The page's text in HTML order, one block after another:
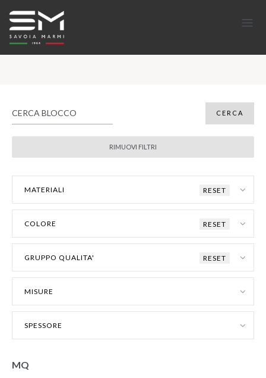
MATERIALI RESET
COLORE RESET
GRUPPO QUALITA' RESET
MISURE
SPESSORE
MQ